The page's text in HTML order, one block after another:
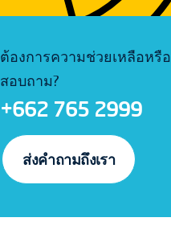
ต้องการความช่วยเหลือหรือ
สอบถาม?
+662 765 2999
ส่งคำถามถึงเรา